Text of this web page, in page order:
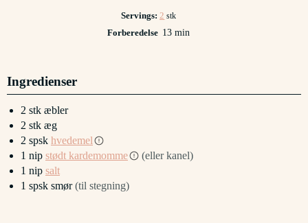
Servings:2 stk
Forberedelse 13minutter
min
Ingredienser
2 stk æbler
2 stk æg
2 spsk hvedemel
1 nip stødt kardemomme
(eller kanel)
1 nip salt
1 spsk smør (til stegning)